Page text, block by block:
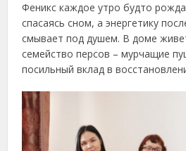
Феникс каждое утро будто
спасаясь сном, а энергетику
смывает под душем. В доме
семейство персов – мурчащие
посильный вклад в